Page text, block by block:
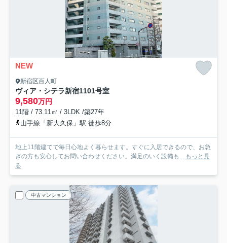
NEW
新宿区百人町
ヴィア・シテラ新宿1101号室
9,580万円
11階 / 73.11㎡ / 3LDK /築27年
山手線「新大久保」駅 徒歩8分
地上11階建てで毎日心地よく暮らせます。すぐに入居できるので、お急
ぎの方も安心してお問い合わせください。満足のいく設備も... もっと見
る
中古マンション